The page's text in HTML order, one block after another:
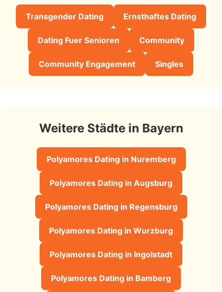
Transgender Dating Ernsthaftes Dating
Dating Fuer Senioren Community
Community Engagement Singles
Weitere Städte in Bayern
Polyamores Dating in Nuremberg
Polyamores Dating in Augsburg
Polyamores Dating in Regensburg
Polyamores Dating in Wurzburg
Polyamores Dating in Ingolstadt
Polyamores Dating in Bamberg